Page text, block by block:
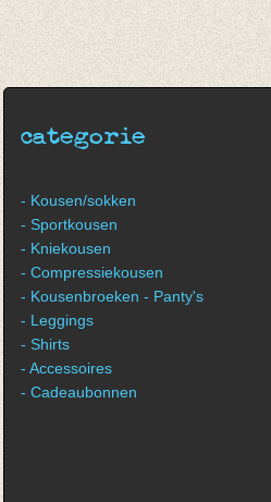
categorie
- Kousen/sokken
- Sportkousen
- Kniekousen
- Compressiekousen
- Kousenbroeken - Panty's
- Leggings
- Shirts
- Accessoires
- Cadeaubonnen